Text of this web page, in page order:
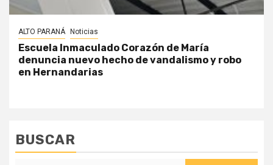
ALTO PARANÁ Noticias
Escuela Inmaculado Corazón de María
denuncia nuevo hecho de vandalismo y robo
en Hernandarias
BUSCAR